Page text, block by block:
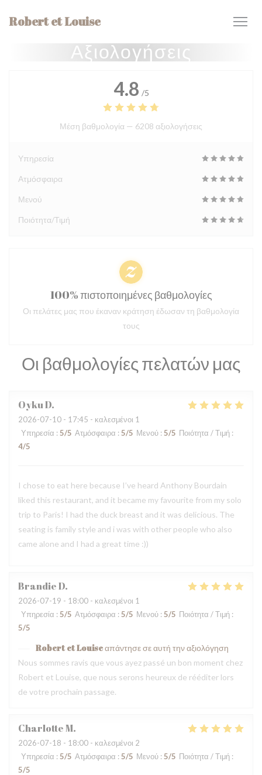
Robert et Louise
Αξιολογήσεις
Οι βαθμολογίες πελατών μας
OykuD
2026-07-10 - 17:45 - καλεσμένοι 1
Υπηρεσία : 5/5 Ατμόσφαιρα : 5/5 Μενού : 5/5 Ποιότητα / Τιμή :
4/5
I chose to eat here because I’ve heard Anthony Bourdain
liked this restaurant, and it became my favourite from my solo
trip to Paris! I had the duck breast and it was delicious. The
seating is family style and i was with other people who also
came alone and I had a great time :))
BrandieD
2026-07-19 - 18:00 - καλεσμένοι 1
Υπηρεσία : 5/5 Ατμόσφαιρα : 5/5 Μενού : 5/5 Ποιότητα / Τιμή :
5/5
Robert et Louiseαπάντησε σε αυτή την αξιολόγηση
Nous sommes ravis que vous ayez passé un bon moment chez
Robert et Louise, que nous serons heureux de rééditer lors
de votre prochain passage.
CharlotteM
2026-07-18 - 18:00 - καλεσμένοι 2
Υπηρεσία : 5/5 Ατμόσφαιρα : 5/5 Μενού : 5/5 Ποιότητα / Τιμή :
5/5
4.8 /5
Μέση βαθμολογία — 6208 αξιολογήσεις
Υπηρεσία
Ατμόσφαιρα
Μενού
Ποιότητα/Τιμή
100% πιστοποιημένες βαθμολογίες
Οι πελάτες μας που έκαναν κράτηση έδωσαν τη βαθμολογία
τους